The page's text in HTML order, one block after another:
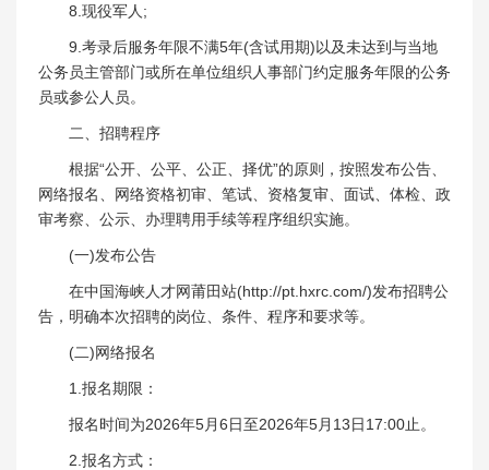
8.现役军人;
9.考录后服务年限不满5年(含试用期)以及未达到与当地
公务员主管部门或所在单位组织人事部门约定服务年限的公务
员或参公人员。
二、招聘程序
根据“公开、公平、公正、择优”的原则，按照发布公告、
网络报名、网络资格初审、笔试、资格复审、面试、体检、政
审考察、公示、办理聘用手续等程序组织实施。
(一)发布公告
在中国海峡人才网莆田站(http://pt.hxrc.com/)发布招聘公
告，明确本次招聘的岗位、条件、程序和要求等。
(二)网络报名
1.报名期限：
报名时间为2026年5月6日至2026年5月13日17:00止。
2.报名方式：